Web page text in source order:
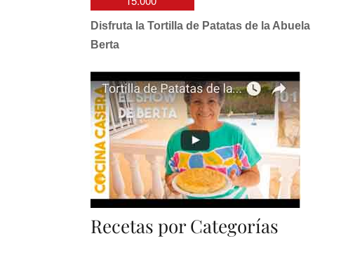
Disfruta la Tortilla de Patatas de la Abuela
Berta
Recetas por Categorías